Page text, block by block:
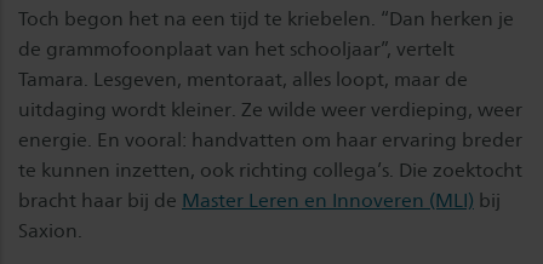
Toch begon het na een tijd te kriebelen. “Dan herken je
de grammofoonplaat van het schooljaar”, vertelt
Tamara. Lesgeven, mentoraat, alles loopt, maar de
uitdaging wordt kleiner. Ze wilde weer verdieping, weer
energie. En vooral: handvatten om haar ervaring breder
te kunnen inzetten, ook richting collega’s. Die zoektocht
bracht haar bij de Master Leren en Innoveren (MLI) bij
Saxion.